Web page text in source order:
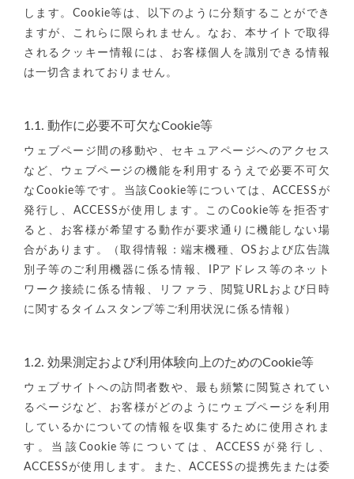
します。Cookie等は、以下のように分類することができ
ますが、これらに限られません。なお、本サイトで取得
されるクッキー情報には、お客様個人を識別できる情報
は一切含まれておりません。
1.1. 動作に必要不可欠なCookie等
ウェブページ間の移動や、セキュアページへのアクセス
など、ウェブページの機能を利用するうえで必要不可欠
なCookie等です。当該Cookie等については、ACCESSが
発行し、ACCESSが使用します。このCookie等を拒否す
ると、お客様が希望する動作が要求通りに機能しない場
合があります。（取得情報：端末機種、OSおよび広告識
別子等のご利用機器に係る情報、IPアドレス等のネット
ワーク接続に係る情報、リファラ、閲覧URLおよび日時
に関するタイムスタンプ等ご利用状況に係る情報）
1.2. 効果測定および利用体験向上のためのCookie等
ウェブサイトへの訪問者数や、最も頻繁に閲覧されてい
るページなど、お客様がどのようにウェブページを利用
しているかについての情報を収集するために使用されま
す。当該Cookie等については、ACCESSが発行し、
ACCESSが使用します。また、ACCESSの提携先または委